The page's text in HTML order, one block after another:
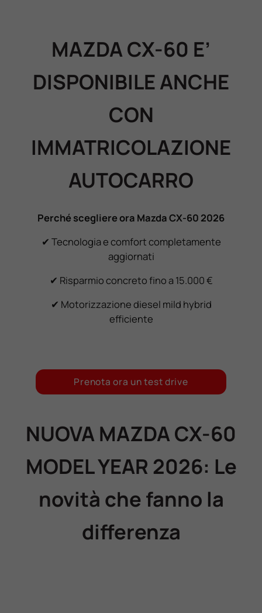
MAZDA CX-60 E’
DISPONIBILE ANCHE
CON
IMMATRICOLAZIONE
AUTOCARRO
Perché scegliere ora Mazda CX-60 2026
✔ Tecnologia e comfort completamente
aggiornati
✔ Risparmio concreto fino a 15.000 €
✔ Motorizzazione diesel mild hybrid
efficiente
Prenota ora un test drive
NUOVA MAZDA CX-60
MODEL YEAR 2026: Le
novità che fanno la
differenza